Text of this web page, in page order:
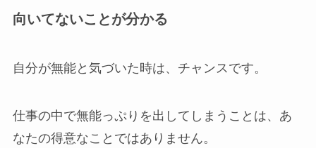
向いてないことが分かる
自分が無能と気づいた時は、チャンスです。
仕事の中で無能っぷりを出してしまうことは、あ
なたの得意なことではありません。